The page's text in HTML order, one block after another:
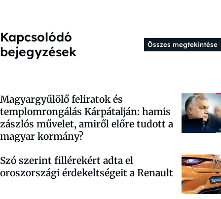
Kapcsolódó
bejegyzések
Összes megtekintése
Magyargyűlölő feliratok és
templomrongálás Kárpátalján: hamis
zászlós művelet, amiről előre tudott a
magyar kormány?
Szó szerint fillérekért adta el
oroszországi érdekeltségeit a Renault